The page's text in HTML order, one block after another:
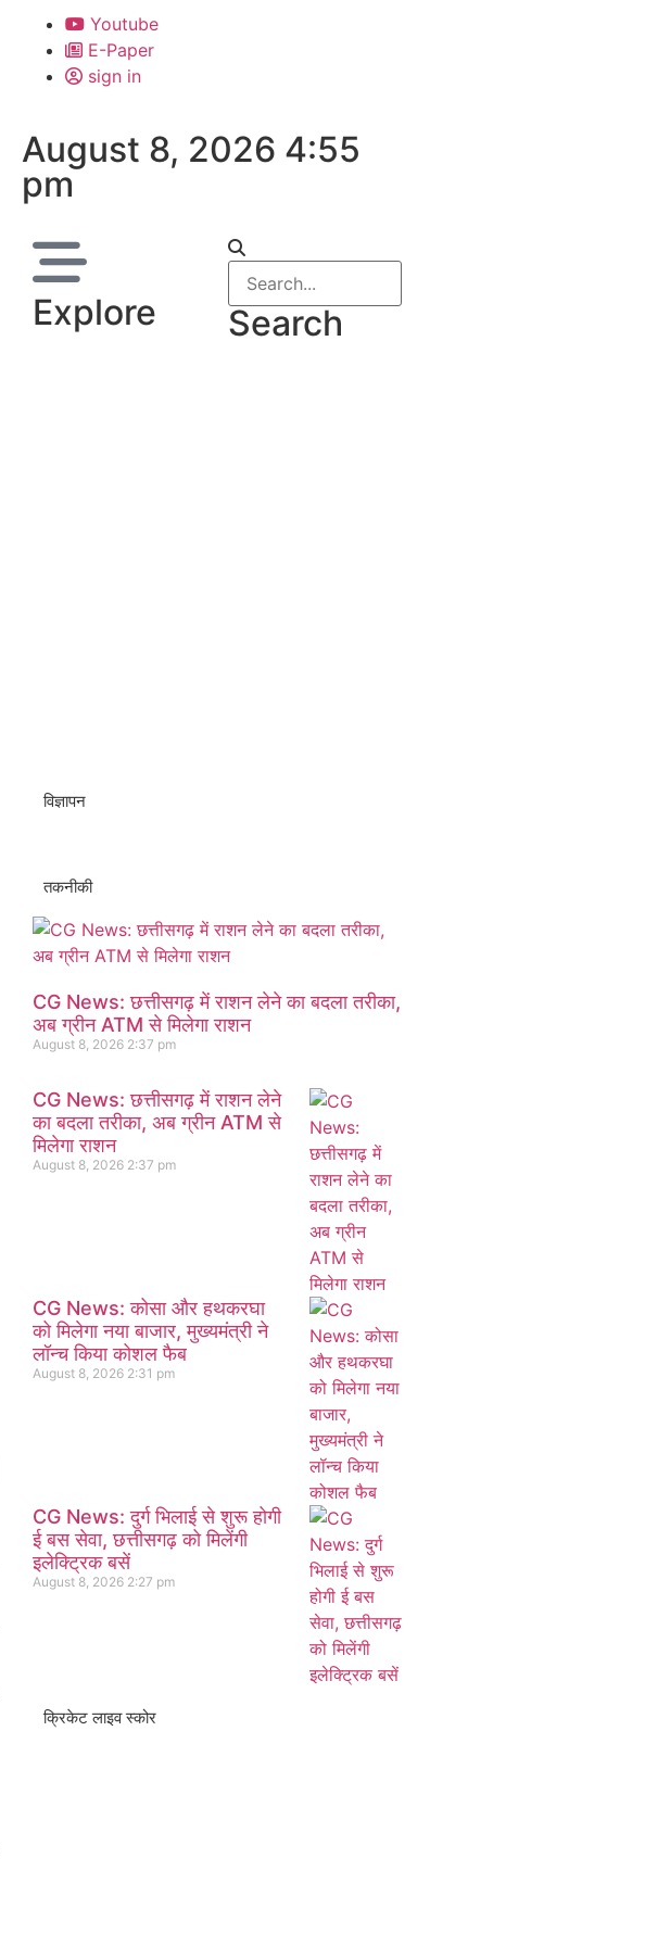
Youtube
E-Paper
sign in
August 8, 2026 4:55
pm
Explore Search
विज्ञापन
तकनीकी
CG News: छत्तीसगढ़ में राशन लेने का बदला तरीका,
अब ग्रीन ATM से मिलेगा राशन
August 8, 2026 2:37 pm
CG News: छत्तीसगढ़ में राशन लेने
का बदला तरीका, अब ग्रीन ATM से
मिलेगा राशन
August 8, 2026 2:37 pm
CG News: कोसा और हथकरघा
को मिलेगा नया बाजार, मुख्यमंत्री ने
लॉन्च किया कोशल फैब
August 8, 2026 2:31 pm
CG News: दुर्ग भिलाई से शुरू होगी
ई बस सेवा, छत्तीसगढ़ को मिलेंगी
इलेक्ट्रिक बसें
August 8, 2026 2:27 pm
क्रिकेट लाइव स्कोर